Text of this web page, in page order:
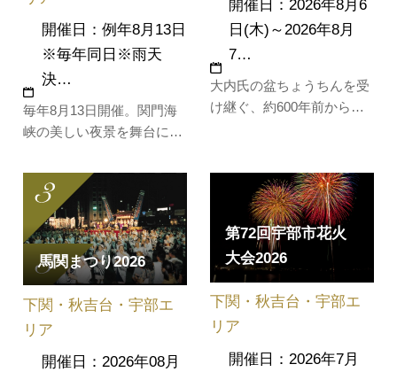
毎年8月13日開催。関門海
峡の美しい夜景を舞台に、
両岸から関門海峡をはさん
で約18,000発の華麗な花火
が打ち上げられる日本有数
の花火大会のひとつです。
2026年の関門海峡花火大会
は、大迫力の一尺玉40連発
や「水中花火」、そして毎
年話題の…
開催日：例年8月13日
※毎年同日※雨天
決…
大内氏の盆ちょうちんを受
け継ぐ、約600年前から続
に先祖の冥福を祈るため、
笹竹の高灯籠に火をともし
たのが始まりと伝えられて
います。竹に付けられた数
万個の紅ちょうちんが街中
を幻想的な光で包み、イベ
ントも盛…
開催日：2026年8月6
日(木)～2026年8月
7…
馬関まつり2026
下関・秋吉台・宇部エ
リア
開催日：2026年08月
第72回宇部市花火
大会2026
下関・秋吉台・宇部エ
リア
開催日：2026年7月